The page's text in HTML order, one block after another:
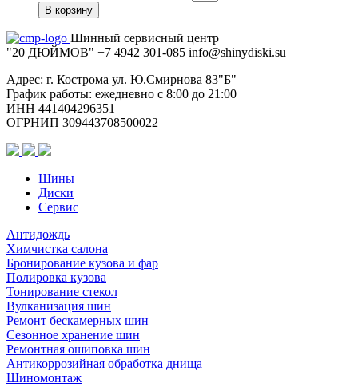
В корзину
Шинный сервисный центр
"20 ДЮЙМОВ" +7 4942 301-085 info@shinydiski.su
Адрес: г. Кострома ул. Ю.Смирнова 83"Б"
График работы: ежедневно с 8:00 до 21:00
ИНН 441404296351
ОГРНИП 309443708500022
Шины
Диски
Сервис
Антидождь
Химчистка салона
Бронирование кузова и фар
Полировка кузова
Тонирование стекол
Вулканизация шин
Ремонт бескамерных шин
Сезонное хранение шин
Ремонтная ошиповка шин
Антикоррозийная обработка днища
Шиномонтаж